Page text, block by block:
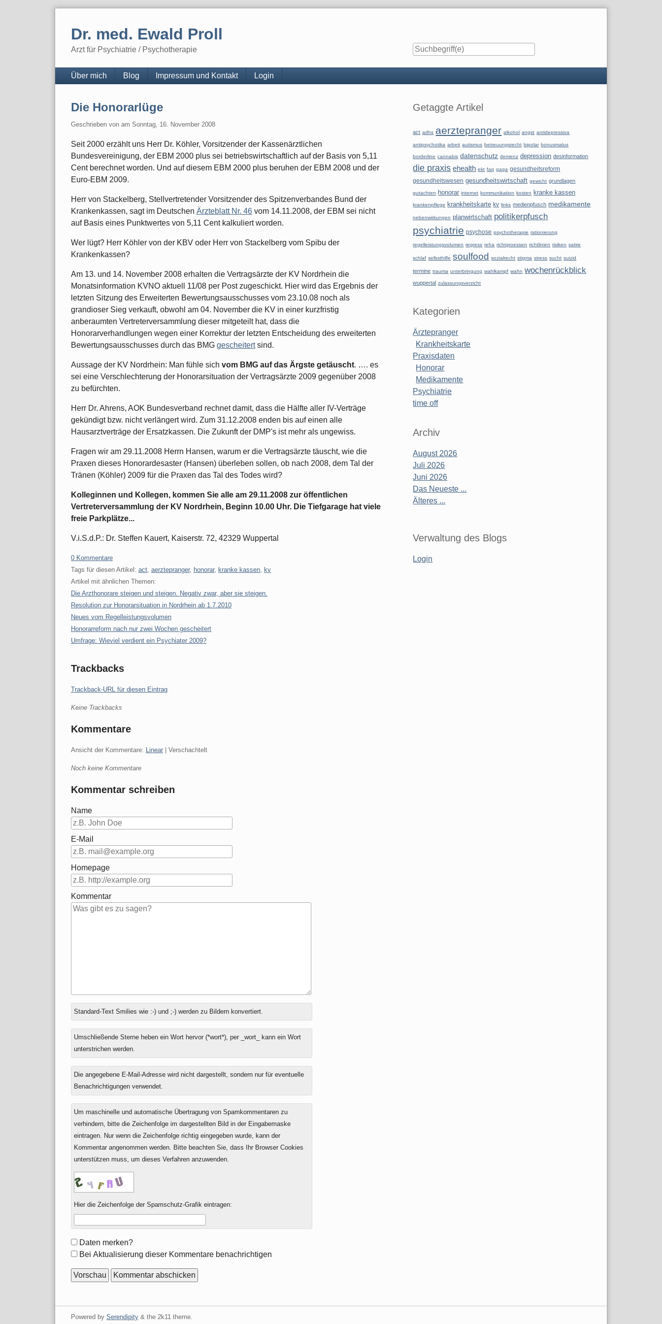
Dr. med. Ewald Proll
Arzt für Psychiatrie / Psychotherapie
Navigation
Über mich Blog Impressum und Kontakt Login
Die Honorarlüge
Geschrieben von am Sonntag, 16. November 2008
Seit 2000 erzählt uns Herr Dr. Köhler, Vorsitzender der Kassenärztlichen
Bundesvereinigung, der EBM 2000 plus sei betriebswirtschaftlich auf der Basis von 5,11
Cent berechnet worden. Und auf diesem EBM 2000 plus beruhen der EBM 2008 und der
Euro-EBM 2009.
Herr von Stackelberg, Stellvertretender Vorsitzender des Spitzenverbandes Bund der
Krankenkassen, sagt im Deutschen Ärzteblatt Nr. 46 vom 14.11.2008, der EBM sei nicht
auf Basis eines Punktwertes von 5,11 Cent kalkuliert worden.
Wer lügt? Herr Köhler von der KBV oder Herr von Stackelberg vom Spibu der
Krankenkassen?
Am 13. und 14. November 2008 erhalten die Vertragsärzte der KV Nordrhein die
Monatsinformation KVNO aktuell 11/08 per Post zugeschickt. Hier wird das Ergebnis der
letzten Sitzung des Erweiterten Bewertungsausschusses vom 23.10.08 noch als
grandioser Sieg verkauft, obwohl am 04. November die KV in einer kurzfristig
anberaumten Vertreterversammlung dieser mitgeteilt hat, dass die
Honorarverhandlungen wegen einer Korrektur der letzten Entscheidung des erweiterten
Bewertungsausschusses durch das BMG gescheitertsind.
Aussage der KV Nordrhein: Man fühle sich vom BMG auf das Ärgste getäuscht. …. es
sei eine Verschlechterung der Honorarsituation der Vertragsärzte 2009 gegenüber 2008
zu befürchten.
Herr Dr. Ahrens, AOK Bundesverband rechnet damit, dass die Hälfte aller IV-Verträge
gekündigt bzw. nicht verlängert wird. Zum 31.12.2008 enden bis auf einen alle
Hausarztverträge der Ersatzkassen. Die Zukunft der DMP's ist mehr als ungewiss.
Fragen wir am 29.11.2008 Herrn Hansen, warum er die Vertragsärzte täuscht, wie die
Praxen dieses Honorardesaster (Hansen) überleben sollen, ob nach 2008, dem Tal der
Tränen (Köhler) 2009 für die Praxen das Tal des Todes wird?
Kolleginnen und Kollegen, kommen Sie alle am 29.11.2008 zur öffentlichen
Vertreterversammlung der KV Nordrhein, Beginn 10.00 Uhr. Die Tiefgarage hat viele
freie Parkplätze...
V.i.S.d.P.: Dr. Steffen Kauert, Kaiserstr. 72, 42329 Wuppertal
0 Kommentare
Tags für diesen Artikel: act, aerztepranger, honorar, kranke kassen, kv
Artikel mit ähnlichen Themen:
Die Arzthonorare steigen und steigen. Negativ zwar, aber sie steigen.
Resolution zur Honorarsituation in Nordrhein ab 1.7.2010
Neues vom Regelleistungsvolumen
Honorarreform nach nur zwei Wochen gescheitert
Umfrage: Wieviel verdient ein Psychiater 2009?
Trackbacks
Trackback-URL für diesen Eintrag
Keine Trackbacks
Kommentare
Ansicht der Kommentare: Linear | Verschachtelt
Noch keine Kommentare
Kommentar schreiben
Name
E-Mail
Homepage
Kommentar
Antwort
zu
Standard-Text Smilies wie :-) und ;-) werden zu Bildern konvertiert.
Umschließende Sterne heben ein Wort hervor (*wort*), per _wort_ kann ein Wort
unterstrichen werden.
Die angegebene E-Mail-Adresse wird nicht dargestellt, sondern nur für eventuelle
Benachrichtigungen verwendet.
Um maschinelle und automatische Übertragung von Spamkommentaren zu
verhindern, bitte die Zeichenfolge im dargestellten Bild in der Eingabemaske
eintragen. Nur wenn die Zeichenfolge richtig eingegeben wurde, kann der
Kommentar angenommen werden. Bitte beachten Sie, dass Ihr Browser Cookies
unterstützen muss, um dieses Verfahren anzuwenden.
Hier die Zeichenfolge der Spamschutz-Grafik eintragen:
Formular-
Optionen
Daten merken?
Bei Aktualisierung dieser Kommentare benachrichtigen
Seitenleiste
Getaggte Artikel
act adhs aerztepranger alkohol angst antidepressiva
antipsychotika arbeit autismus betreuungsrecht bipolar bonusmalus
borderline cannabis datenschutz demenz depression desinformation
die praxis ehealth ekt faq gaga gesundheitsreform
gesundheitswesen gesundheitswirtschaft gewicht grundlagen
gutachten honorar internet kommunikation kosten kranke kassen
krankenpflege krankheitskarte kv links medienpfusch medikamente
nebenwirkungen planwirtschaft politikerpfusch
psychiatrie psychose psychotherapie rationierung
regelleistungsvolumen regress reha richtgroessen richtlinien risiken satire
schlaf selbsthilfe soulfood sozialrecht stigma stress sucht suizid
termine trauma unterbringung wahlkampf wahn wochenrückblick
wuppertal zulassungsverzicht
Kategorien
Ärztepranger
Krankheitskarte
Praxisdaten
Honorar
Medikamente
Psychiatrie
time off
Archiv
August 2026
Juli 2026
Juni 2026
Das Neueste ...
Älteres ...
Verwaltung des Blogs
Login
Powered by Serendipity& the 2k11 theme.